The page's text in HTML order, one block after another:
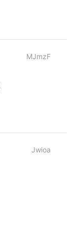
MJmzF
Jwioa